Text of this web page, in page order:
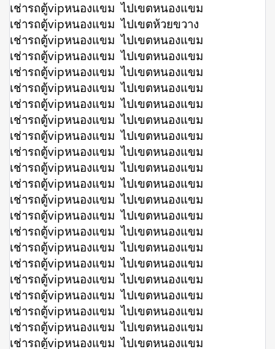
เช่ารถตู้vipหนองแขม ไปเขตหนองแขม
เช่ารถตู้vipหนองแขม ไปเขตห้วยขวาง
เช่ารถตู้vipหนองแขม ไปเขตหนองแขม
เช่ารถตู้vipหนองแขม ไปเขตหนองแขม
เช่ารถตู้vipหนองแขม ไปเขตหนองแขม
เช่ารถตู้vipหนองแขม ไปเขตหนองแขม
เช่ารถตู้vipหนองแขม ไปเขตหนองแขม
เช่ารถตู้vipหนองแขม ไปเขตหนองแขม
เช่ารถตู้vipหนองแขม ไปเขตหนองแขม
เช่ารถตู้vipหนองแขม ไปเขตหนองแขม
เช่ารถตู้vipหนองแขม ไปเขตหนองแขม
เช่ารถตู้vipหนองแขม ไปเขตหนองแขม
เช่ารถตู้vipหนองแขม ไปเขตหนองแขม
เช่ารถตู้vipหนองแขม ไปเขตหนองแขม
เช่ารถตู้vipหนองแขม ไปเขตหนองแขม
เช่ารถตู้vipหนองแขม ไปเขตหนองแขม
เช่ารถตู้vipหนองแขม ไปเขตหนองแขม
เช่ารถตู้vipหนองแขม ไปเขตหนองแขม
เช่ารถตู้vipหนองแขม ไปเขตหนองแขม
เช่ารถตู้vipหนองแขม ไปเขตหนองแขม
เช่ารถตู้vipหนองแขม ไปเขตหนองแขม
เช่ารถตู้vipหนองแขม ไปเขตหนองแขม